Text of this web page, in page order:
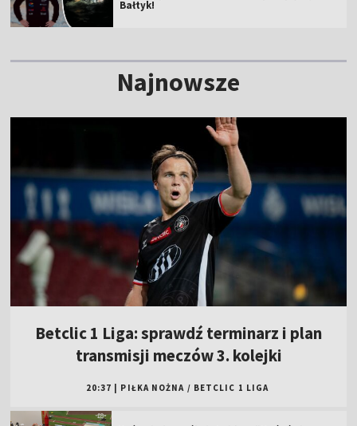
Bałtyk!
Najnowsze
Betclic 1 Liga: sprawdź terminarz i plan
transmisji meczów 3. kolejki
20:37 PIŁKA NOŻNA / BETCLIC 1 LIGA